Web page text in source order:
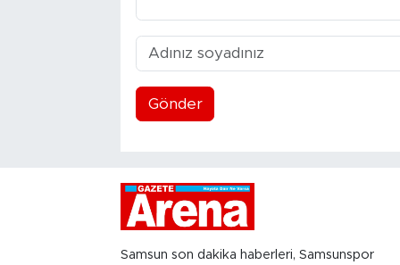
Gönder
Samsun son dakika haberleri, Samsunspor